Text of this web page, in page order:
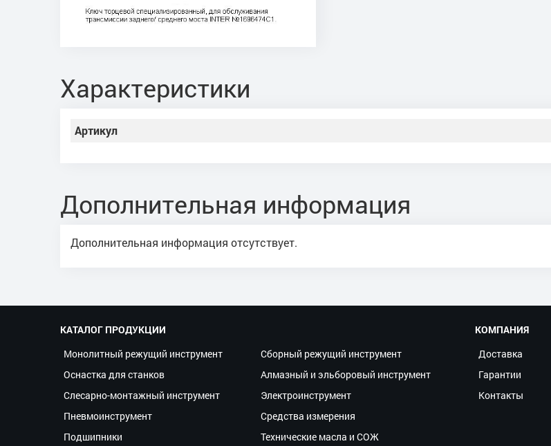
Характеристики
Артикул
Дополнительная информация
Дополнительная информация отсутствует.
КАТАЛОГ ПРОДУКЦИИ
Монолитный режущий инструмент
Сборный режущий инструмент
Оснастка для станков
Алмазный и эльборовый инструмент
Слесарно-монтажный инструмент
Электроинструмент
Пневмоинструмент
Средства измерения
Подшипники
Технические масла и СОЖ
КОМПАНИЯ
Доставка
Гарантии
Контакты